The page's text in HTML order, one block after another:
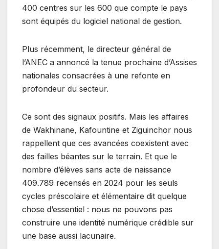
400 centres sur les 600 que compte le pays
sont équipés du logiciel national de gestion.
Plus récemment, le directeur général de
l’ANEC a annoncé la tenue prochaine d’Assises
nationales consacrées à une refonte en
profondeur du secteur.
Ce sont des signaux positifs. Mais les affaires
de Wakhinane, Kafountine et Ziguinchor nous
rappellent que ces avancées coexistent avec
des failles béantes sur le terrain. Et que le
nombre d’élèves sans acte de naissance
409.789 recensés en 2024 pour les seuls
cycles préscolaire et élémentaire dit quelque
chose d’essentiel : nous ne pouvons pas
construire une identité numérique crédible sur
une base aussi lacunaire.